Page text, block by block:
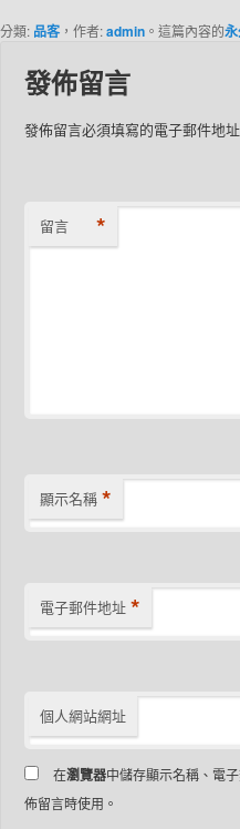
分類: 品客 ，作者:admin 。這篇內容的
發佈留言
發佈留言必須填寫的電子郵件地
留言 *
顯示名稱 *
電子郵件地址 *
個人網站網址
在瀏覽器中儲存顯示名稱、電
佈留言時使用。